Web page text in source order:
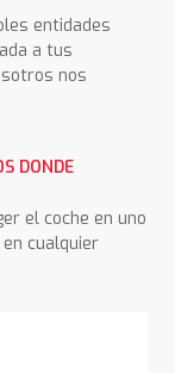
entidades
a tus
nos
DONDE
el coche en uno
cualquier